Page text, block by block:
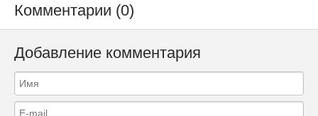
Комментарии (0)
Добавление комментария